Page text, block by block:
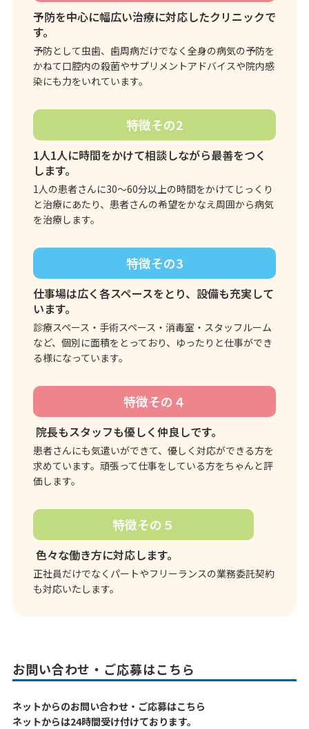
予防を中心に幅広い治療に対応したクリニックで
す。
予防として虫歯、歯周病だけでなく全身の病気の予防を
かねて口腔内の殺菌やサプリメントアドバイスや院内感
染にも力をいれています。
特徴その2
1人1人に時間をかけて相談しながら最善をつく
します。
1人の患者さんに30～60分以上の時間をかけてじっくり
と治療にあたり、患者さんの希望をかなえ周囲から病気
を治療します。
特徴その3
仕事場は広く各スペースをとり、設備も充実して
います。
診療スペース・手術スペース・消毒室・スタッフルーム
など、個別に面積をとっており、ゆったりと仕事ができ
る様になっています。
特徴その４
院長もスタッフも優しく仲良しです。
患者さんにも気遣いができて、優しく対応ができる方を
求めています。頑張って仕事をしている方をちゃんと評
価します。
特徴その５
色々な働き方に対応します。
正社員だけでなくパートやフリーランスの業務委託契約
も対応いたします。
お問い合わせ・ご応募はこちら
ネットからのお問い合わせ・ご応募はこちら
ネットからは24時間受け付けております。